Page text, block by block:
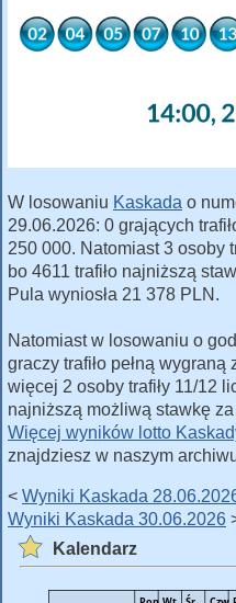
W losowaniu Kaskada o
29.06.2026: 0 grających
250 000. Natomiast 3 osoby
bo 4611 trafiło najniższą
Pula wyniosła 21 378 PLN.
Natomiast w losowaniu o
graczy trafiło pełną
więcej 2 osoby trafiły 11/12
najniższą możliwą stawkę
Więcej wyników lotto
znajdziesz w naszym
< Wyniki Kaskada
Wyniki Kaskada 30.06.2026
Kalendarz